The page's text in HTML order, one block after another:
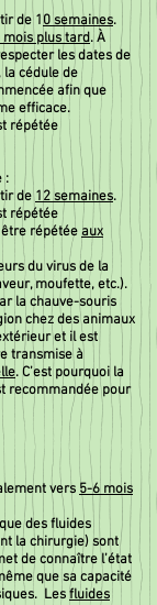
de 10 semaines.
mois plus tard. À
les dates de
la cédule de
afin que
efficace.
répétée
:
de12 semaines.
répétée
répétéeaux
du virus de la
moufette, etc.).
la chauve-souris
chez des animaux
et il est
transmise à
. C’est pourquoi la
recommandée pour
vers 5-6 mois
des fluides
la chirurgie) sont
de connaître l’état
que sa capacité
Lesfluides